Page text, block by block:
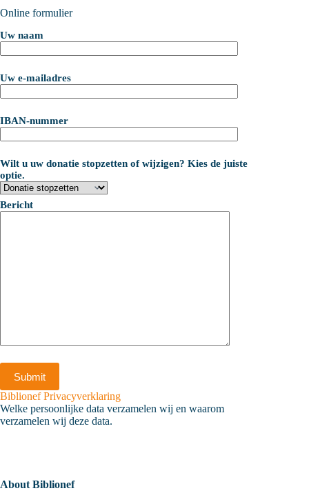
Online formulier
Uw naam
Uw e-mailadres
IBAN-nummer
Wilt u uw donatie stopzetten of wijzigen? Kies de juiste
optie.
Bericht
Biblionef Privacyverklaring
Welke persoonlijke data verzamelen wij en waarom
verzamelen wij deze data.
About Biblionef